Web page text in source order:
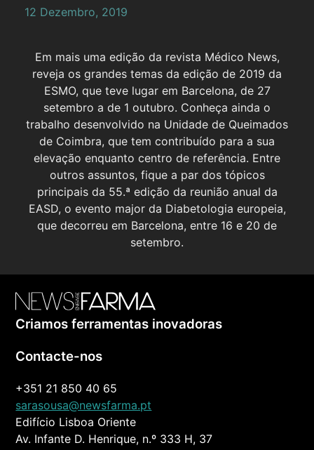
12 Dezembro, 2019
Em mais uma edição da revista Médico News,
reveja os grandes temas da edição de 2019 da
ESMO, que teve lugar em Barcelona, de 27
setembro a de 1 outubro. Conheça ainda o
trabalho desenvolvido na Unidade de Queimados
de Coimbra, que tem contribuído para a sua
elevação enquanto centro de referência. Entre
outros assuntos, fique a par dos tópicos
principais da 55.ª edição da reunião anual da
EASD, o evento major da Diabetologia europeia,
que decorreu em Barcelona, entre 16 e 20 de
setembro.
Criamos ferramentas inovadoras
Contacte-nos
+351 21 850 40 65
sarasousa@newsfarma.pt
Edifício Lisboa Oriente
Av. Infante D. Henrique, n.º 333 H, 37